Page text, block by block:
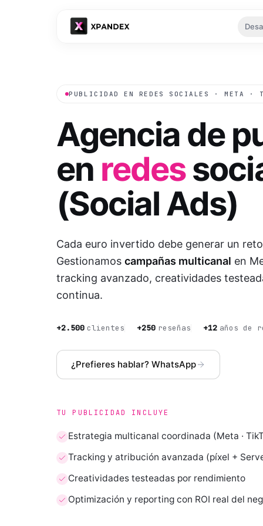
PUBLICIDAD EN REDES SOCIALES · META ·
Agencia de
en redes
(Social Ads)
Cada euro invertido debe generar un
Gestionamos campañas multicanal en
tracking avanzado, creatividades
continua.
+2.500 clientes +250 reseñas +12 años de
¿Prefieres hablar? WhatsApp
TU PUBLICIDAD INCLUYE
Estrategia multicanal coordinada (Meta ·
Tracking y atribución avanzada (píxel +
Creatividades testeadas por rendimiento
Optimización y reporting con ROI real del